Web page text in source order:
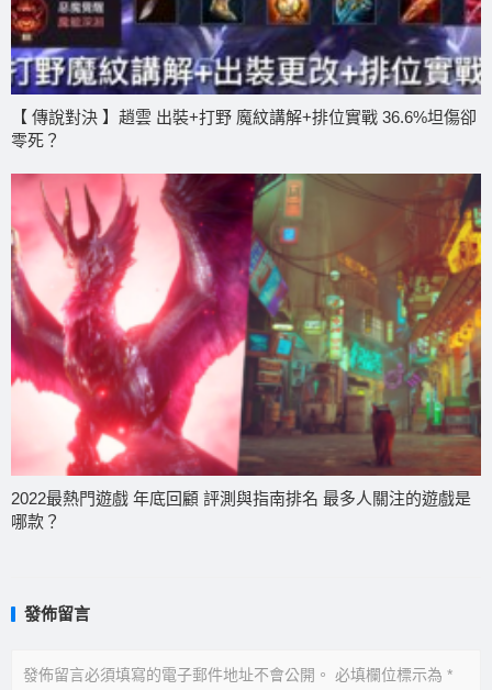
【 傳說對決 】趙雲 出裝+打野 魔紋講解+排位實戰 36.6%坦傷卻
零死？
2022最熱門遊戲 年底回顧 評測與指南排名 最多人關注的遊戲是
哪款？
發佈留言
發佈留言必須填寫的電子郵件地址不會公開。 必填欄位標示為 *